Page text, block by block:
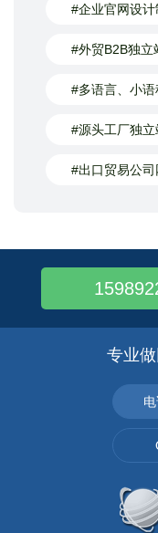
#企业官网设计
#外贸B2B独立
#多语言、小
#源头工厂独立
#出口贸易公
专业做